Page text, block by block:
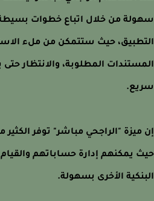
من خلال اتباع خطوات بسيطة
حيث ستتمكن من ملء
المطلوبة، والانتظار
"الراجحي مباشر" توفر الكثير
يمكنهم إدارة حساباتهم والقيام
الأخرى بسهولة.